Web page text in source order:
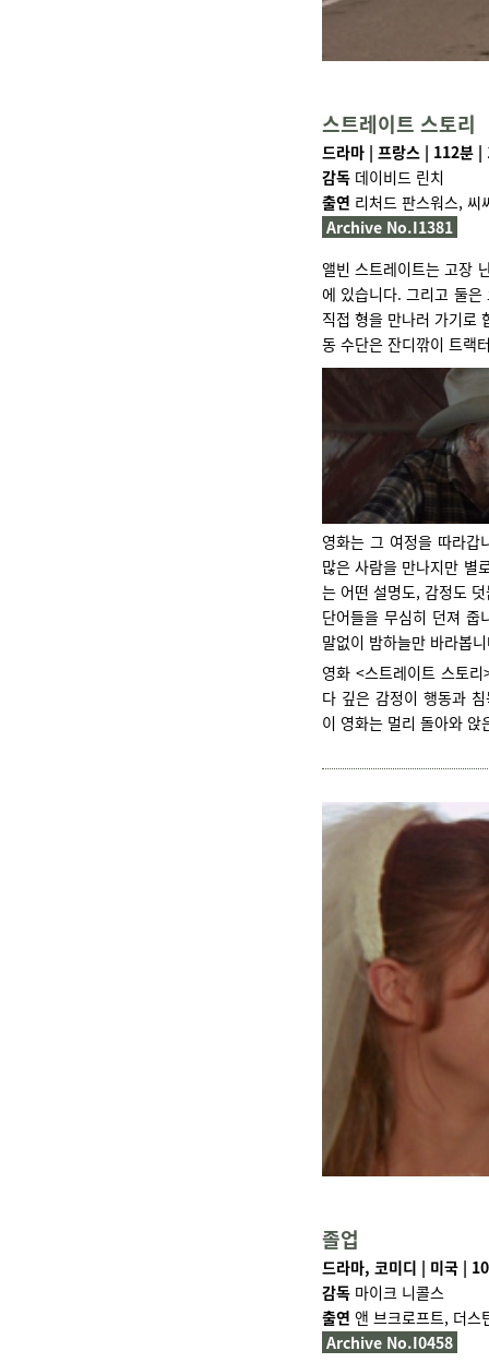
스트레이트 스토리
드라마 | 프랑스 | 112분 |
감독 데이비드 린치
출연 리처드 판스워스, 씨
Archive No.I1381
앨빈 스트레이트는 고장
에 있습니다. 그리고 둘
직접 형을 만나러 가기로
동 수단은 잔디깎이 트랙
영화는 그 여정을 따라갑
많은 사람을 만나지만 별
는 어떤 설명도, 감정도
단어들을 무심히 던져
말없이 밤하늘만 바라봅
영화 <스트레이트 스토
다 깊은 감정이 행동과
이 영화는 멀리 돌아와
졸업
드라마, 코미디 | 미국 |
감독 마이크 니콜스
출연 앤 브크로프트, 더스
Archive No.I0458